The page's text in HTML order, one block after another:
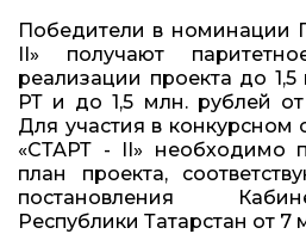
Победители в номинации
II» получают
реализации проекта до
РТ и до 1,5 млн. рублей
Для участия в конкурсном
«СТАРТ - II» необходимо
план проекта,
постановления
Республики Татарстан от 7